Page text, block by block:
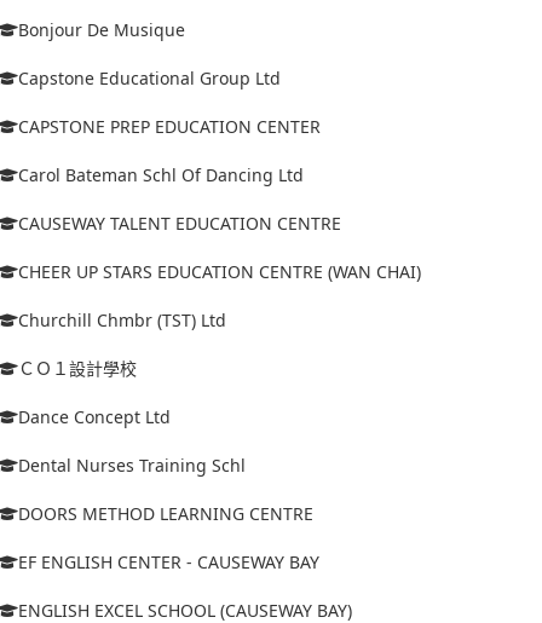
Bonjour De Musique
Capstone Educational Group Ltd
CAPSTONE PREP EDUCATION CENTER
Carol Bateman Schl Of Dancing Ltd
CAUSEWAY TALENT EDUCATION CENTRE
CHEER UP STARS EDUCATION CENTRE (WAN CHAI)
Churchill Chmbr (TST) Ltd
ＣＯ１設計學校
Dance Concept Ltd
Dental Nurses Training Schl
DOORS METHOD LEARNING CENTRE
EF ENGLISH CENTER - CAUSEWAY BAY
ENGLISH EXCEL SCHOOL (CAUSEWAY BAY)